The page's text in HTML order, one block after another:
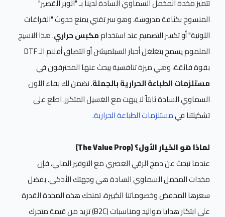
تتميز مخدة المخمل السماوي السادة لدينا بـ "الوبر القصير"
المنسوج بكثافة مدروسة، وهو سر تقني يمنع حدوث "الفراغات
اللونية" أو تكسر التصميم عند استخداممكبس حراري. هذا النسيج
الملموم يسمح بتغلغل أحبار السبلميشن أو التصاق أفلام الـ DTF
بقوة فائقة، وهي ميزة تنافسية يبحث عنها المحترفون في
مستلزمات الطباعة الحرارية بالجملة. نضمن لك بقاء اللون
السماوي السادة ثابتاً لا يبهت مع الغسيل المتكرر. اطلع على
تشكيلتنا فيمستلزمات الطباعة الحرارية.
لماذا هو الخيار الأول؟ (The Value Prop)
عندما تبحث عن دمج الرقي العصري مع التوفير المالي، فإن
مخدات المخمل السماوي السادة هي وجهتك الأذكى. بفضل
سعرها المخفض وخصوماتنا الكبيرة، تمنحك هذه المخدة القدرة
على ابتكار هدايا مواليد ومناسبات (B2C) تزيد من قيمة متجرك